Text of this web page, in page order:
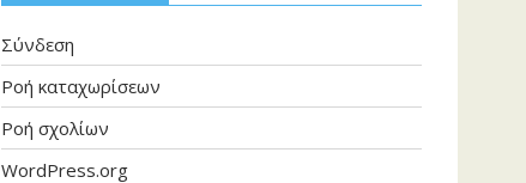
Σύνδεση
Ροή καταχωρίσεων
Ροή σχολίων
WordPress.org